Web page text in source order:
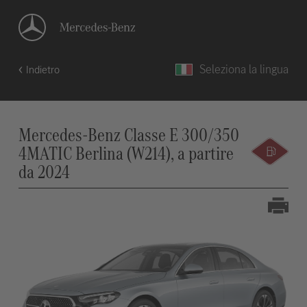
Indietro Seleziona la lingua
Mercedes-Benz Classe E 300/350
4MATIC Berlina (W214), a partire
da 2024